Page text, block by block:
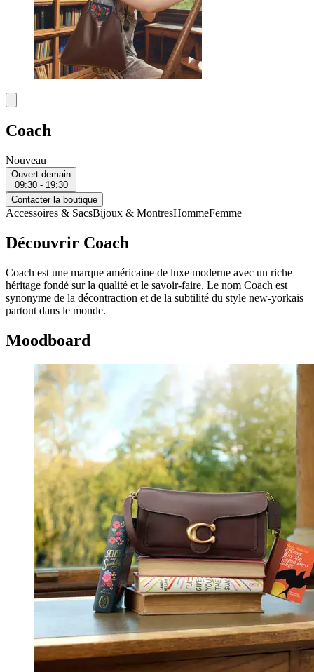
Coach
Nouveau
Ouvert demain
09:30 - 19:30
Contacter la boutique
Accessoires & SacsBijoux & MontresHommeFemme
Découvrir Coach
Coach est une marque américaine de luxe moderne avec un riche
héritage fondé sur la qualité et le savoir-faire. Le nom Coach est
synonyme de la décontraction et de la subtilité du style new-yorkais
partout dans le monde.
Moodboard